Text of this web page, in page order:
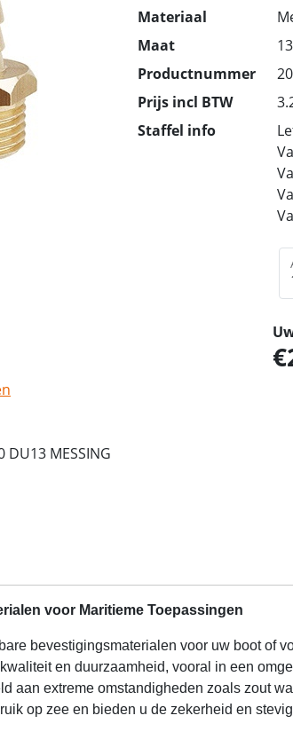
Materiaal
Maat
13
Productnummer
Prijs incl BTW
Staffel info
DU13 MESSING
voor Maritieme Toepassingen
bevestigingsmaterialen voor uw boot of
en duurzaamheid, vooral in een
aan extreme omstandigheden zoals zout
op zee en bieden u de zekerheid en